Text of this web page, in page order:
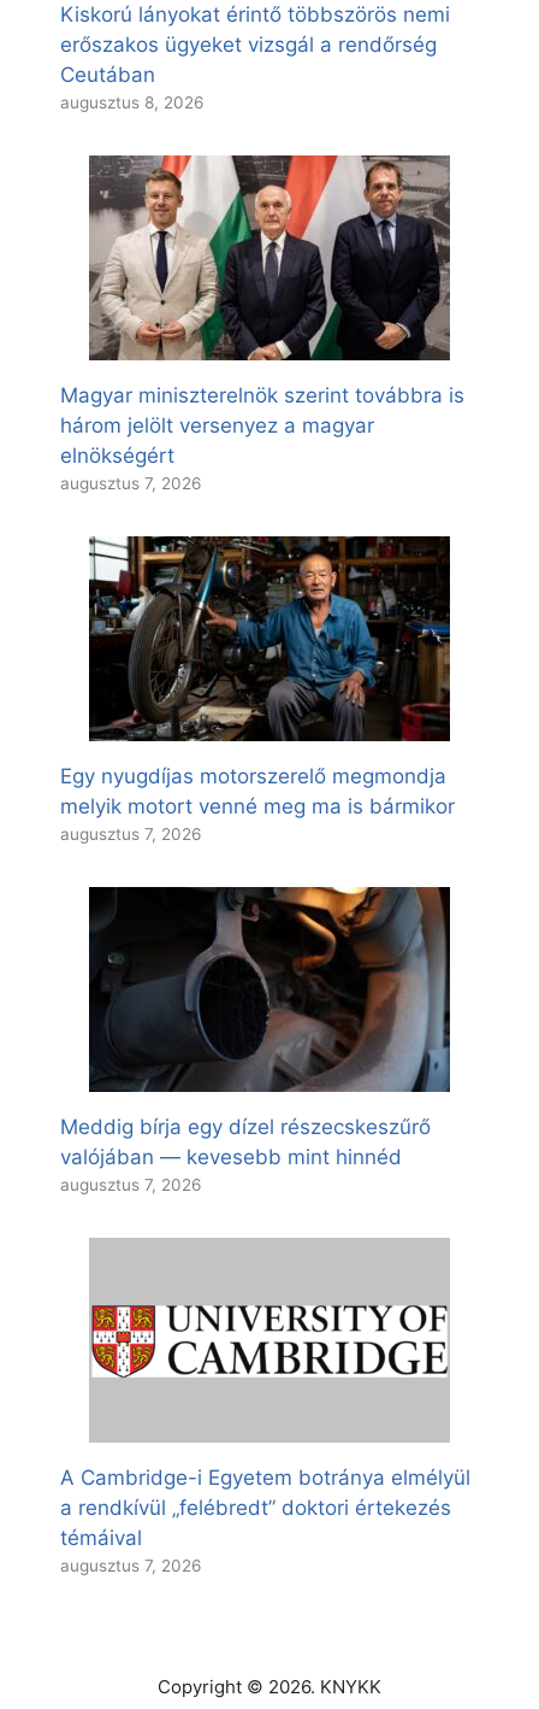
Kiskorú lányokat érintő többszörös nemi
erőszakos ügyeket vizsgál a rendőrség
Ceutában
augusztus 8, 2026
Magyar miniszterelnök szerint továbbra is
három jelölt versenyez a magyar
elnökségért
augusztus 7, 2026
Egy nyugdíjas motorszerelő megmondja
melyik motort venné meg ma is bármikor
augusztus 7, 2026
Meddig bírja egy dízel részecskeszűrő
valójában — kevesebb mint hinnéd
augusztus 7, 2026
A Cambridge-i Egyetem botránya elmélyül
a rendkívül „felébredt” doktori értekezés
témáival
augusztus 7, 2026
Copyright © 2026. KNYKK